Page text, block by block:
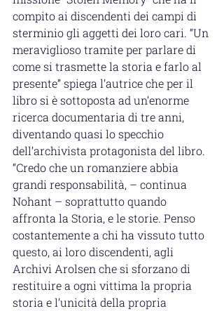
compito ai discendenti dei campi di
sterminio gli aggetti dei loro cari. “Un
meraviglioso tramite per parlare di
come si trasmette la storia e farlo al
presente” spiega l’autrice che per il
libro si è sottoposta ad un’enorme
ricerca documentaria di tre anni,
diventando quasi lo specchio
dell’archivista protagonista del libro.
“Credo che un romanziere abbia
grandi responsabilità, – continua
Nohant – soprattutto quando
affronta la Storia, e le storie. Penso
costantemente a chi ha vissuto tutto
questo, ai loro discendenti, agli
Archivi Arolsen che si sforzano di
restituire a ogni vittima la propria
storia e l’unicità della propria